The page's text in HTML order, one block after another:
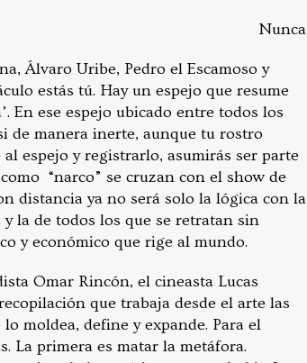
Nunca
Álvaro Uribe, Pedro el Escamoso y
estás tú. Hay un espejo que resume
En ese espejo ubicado entre todos los
de manera inerte, aunque tu rostro
espejo y registrarlo, asumirás ser parte
“narco” se cruzan con el show de
distancia ya no será solo la lógica con la
la de todos los que se retratan sin
y económico que rige al mundo.
Omar Rincón, el cineasta Lucas
que trabaja desde el arte las
moldea, define y expande. Para el
La primera es matar la metáfora.